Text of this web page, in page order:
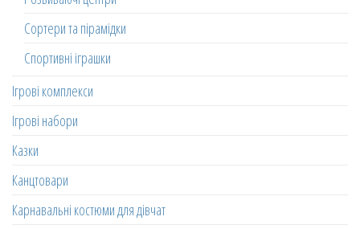
Сортери та пірамідки
Спортивні іграшки
Ігрові комплекси
Ігрові набори
Казки
Канцтовари
Карнавальні костюми для дівчат